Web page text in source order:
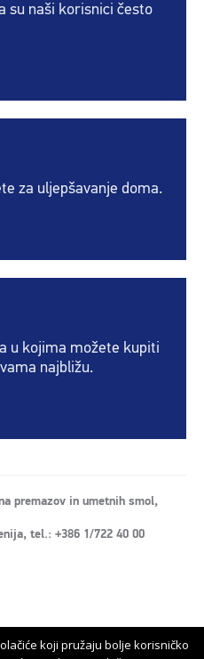
su naši korisnici često
za uljepšavanje doma.
u kojima možete kupiti
najbližu.
premazov in umetnih smol,
tel.: +386 1/722 40 00
koji pružaju bolje korisničko